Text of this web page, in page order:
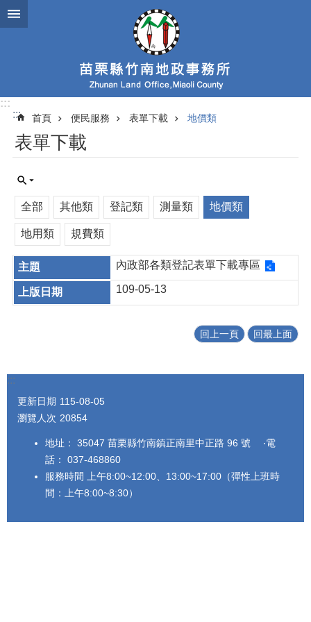
跳到主要內容區塊
:::
:::
首頁 便民服務 表單下載 地價類
表單下載
全部 其他類 登記類 測量類 地價類
地用類 規費類
內政部各類登記表單下載專區
109-05-13
回上一頁 回最上面
:::
更新日期 115-08-05
瀏覽人次 20854
地址： 35047 苗栗縣竹南鎮正南里中正路 96 號 ‧電
話： 037-468860
服務時間 上午8:00~12:00、13:00~17:00（彈性上班時
間：上午8:00~8:30）